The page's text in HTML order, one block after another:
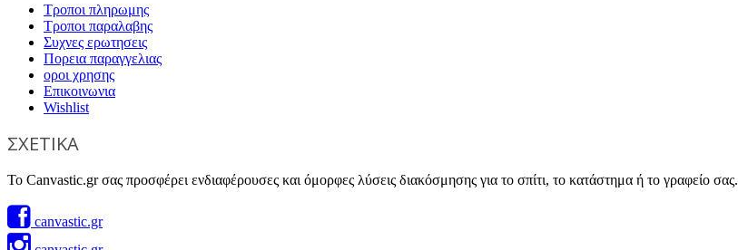
Τροποι πληρωμης
Τροποι παραλαβης
Συχνες ερωτησεις
Πορεια παραγγελιας
οροι χρησης
Επικοινωνια
Wishlist
ΣΧΕΤΙΚΑ
Το Canvastic.gr σας προσφέρει ενδιαφέρουσες και όμορφες λύσεις διακόσμησης για το σπίτι, το κατάστημα ή το γραφείο σας.
canvastic.gr